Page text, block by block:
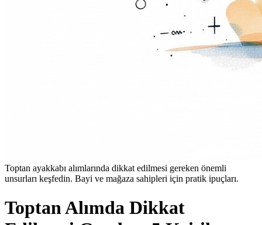
Toptan ayakkabı alımlarında dikkat edilmesi gereken önemli
unsurları keşfedin. Bayi ve mağaza sahipleri için pratik ipuçları.
Toptan Alımda Dikkat